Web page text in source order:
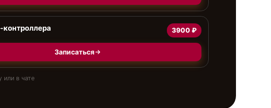
3900 ₽
Записаться
или в чате